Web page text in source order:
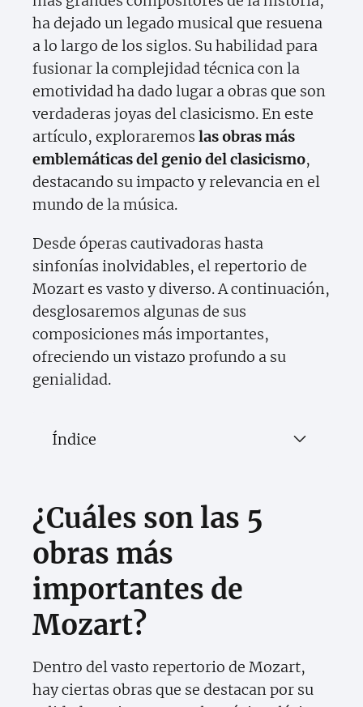
ha dejado un legado musical que resuena
a lo largo de los siglos. Su habilidad para
fusionar la complejidad técnica con la
emotividad ha dado lugar a obras que son
verdaderas joyas del clasicismo. En este
artículo, exploraremos las obras más
emblemáticas del genio del clasicismo,
destacando su impacto y relevancia en el
mundo de la música.
Desde óperas cautivadoras hasta
sinfonías inolvidables, el repertorio de
Mozart es vasto y diverso. A continuación,
desglosaremos algunas de sus
composiciones más importantes,
ofreciendo un vistazo profundo a su
genialidad.
Índice
¿Cuáles son las 5
obras más
importantes de
Mozart?
Dentro del vasto repertorio de Mozart,
hay ciertas obras que se destacan por su